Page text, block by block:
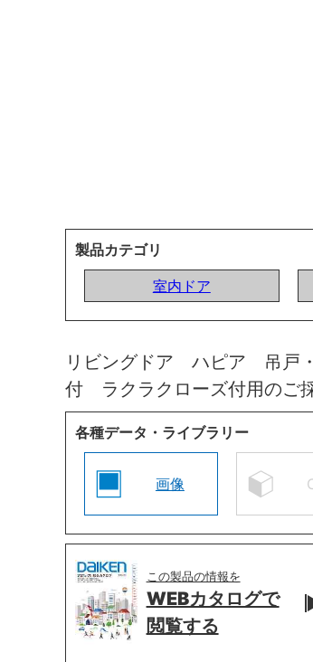
製品カテゴリ
室内ドア
リビングドア ハピア 吊
付 ラクラクローズ付用のご
各種データ・ライブラリー
画像
この製品の情報を
WEBカタログで
閲覧する